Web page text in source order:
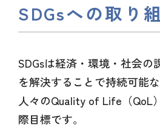
SDGsへの取り
SDGsは経済・環境・社会の
を解決することで持続可能
人々のQuality of Life（QoL
際目標です。